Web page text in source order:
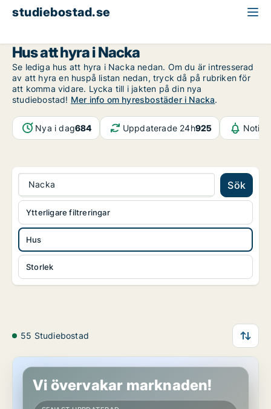
studiebostad.se
Hus att hyra i Nacka
Se lediga hus att hyra i Nacka nedan. Om du är intresserad
av att hyra en huspå listan nedan, tryck då på rubriken för
att komma vidare. Lycka till i jakten på din nya
studiebostad! Mer info om hyresbostäder i Nacka.
Nya i dag684 Uppdaterade 24h925
Nacka Sök
Hus
Storlek
Ytterligare filtreringar
55 Studiebostad
Hus i Nacka
Vi övervakar marknaden!